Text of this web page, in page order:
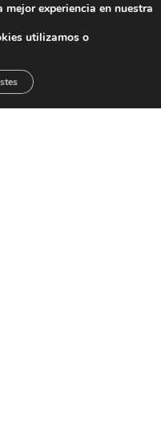
experiencia en nuestra
utilizamos o